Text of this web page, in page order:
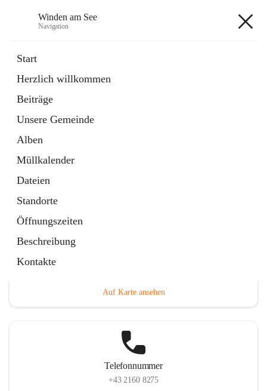
Winden am See
Navigation
Start
Herzlich willkommen
Beiträge
Unsere Gemeinde
Alben
Müllkalender
Dateien
Standorte
Öffnungszeiten
Beschreibung
Kontakte
Externe Webseite
in
Tab
Bebauungsplan
öffnet
in
neuem
Tab
Auf Karte ansehen
Telefonnummer
+43 2160 8275